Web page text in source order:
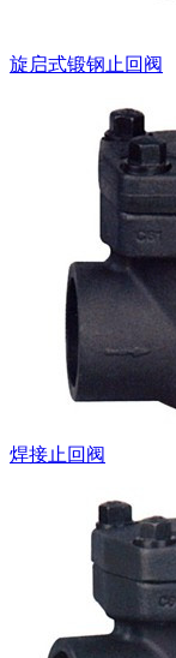
旋启式锻钢止回阀
焊接止回阀